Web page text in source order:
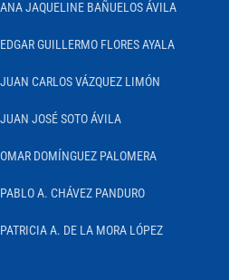
JAQUELINE BAÑUELOS ÁVILA
GUILLERMO FLORES AYALA
CARLOS VÁZQUEZ LIMÓN
JOSÉ SOTO ÁVILA
DOMÍNGUEZ PALOMERA
A. CHÁVEZ PANDURO
A. DE LA MORA LÓPEZ